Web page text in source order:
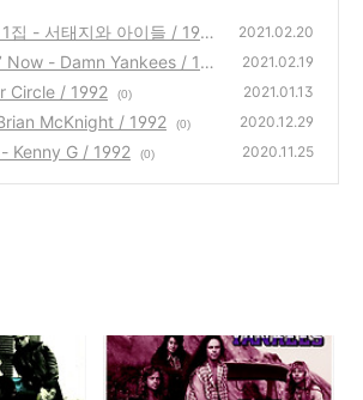
집 - 서태지와 아이들 / 199
2021.02.20
Now - Damn Yankees / 19
2021.02.19
Circle / 1992 (0) 2021.01.13
McKnight / 1992 (0) 2020.12.29
Kenny G / 1992 (0) 2020.11.25